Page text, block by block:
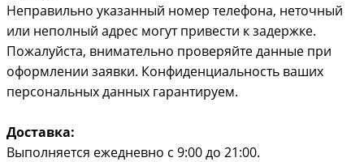
Неправильно указанный номер телефона, неточный
или неполный адрес могут привести к задержке.
Пожалуйста, внимательно проверяйте данные при
оформлении заявки. Конфиденциальность ваших
персональных данных гарантируем.
Доставка:
Выполняется ежедневно с 9:00 до 21:00.